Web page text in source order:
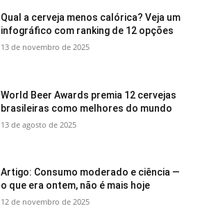
Qual a cerveja menos calórica? Veja um
infográfico com ranking de 12 opções
13 de novembro de 2025
World Beer Awards premia 12 cervejas
brasileiras como melhores do mundo
13 de agosto de 2025
Artigo: Consumo moderado e ciência —
o que era ontem, não é mais hoje
12 de novembro de 2025